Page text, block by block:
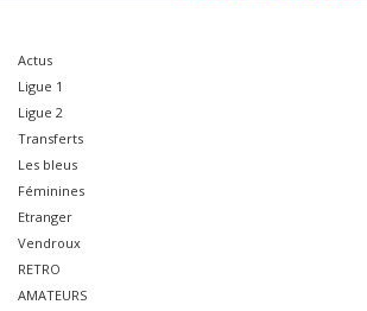
Actus
Ligue 1
Ligue 2
Transferts
Les bleus
Féminines
Etranger
Vendroux
RETRO
AMATEURS